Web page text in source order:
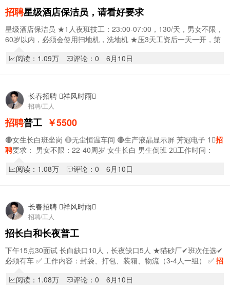
招聘星级酒店保洁员，请看好要求
星级酒店保洁员 ★1人夜班技工：23:00-07:00，130/天，男女不限，
60岁以内，必须会使用扫地机，洗地机 ★压3天工资后一天一开，第
阅读：1.09万
评论：0 6月10日
长春招聘 祥风时雨
招聘/工人
招聘普工 ￥5500
🔴女生长白班坐岗 🔴无尘恒温车间 🔴生产液晶显示屏 芳冠电子 1⃣招
聘要求： 男女不限：22-40周岁 女生长白 男生倒班 2⃣️工作时间：
阅读：1.08万
评论：0 6月10日
长春招聘 祥风时雨
招聘/工人
招长白和长夜普工
下午15点30面试 长白缺口10人，长夜缺口5人 ★猫砂厂✔班次任选✔
必须有车 ✅ 工作内容：封袋、打包、装箱、物流（3-4人一组） ✅ 招
阅读：1.08万
评论：0 6月10日